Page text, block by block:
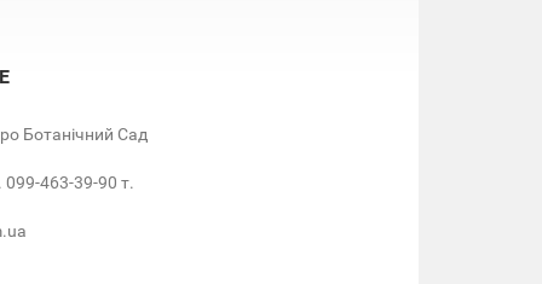
Ботанічний Сад
463-39-90 т.